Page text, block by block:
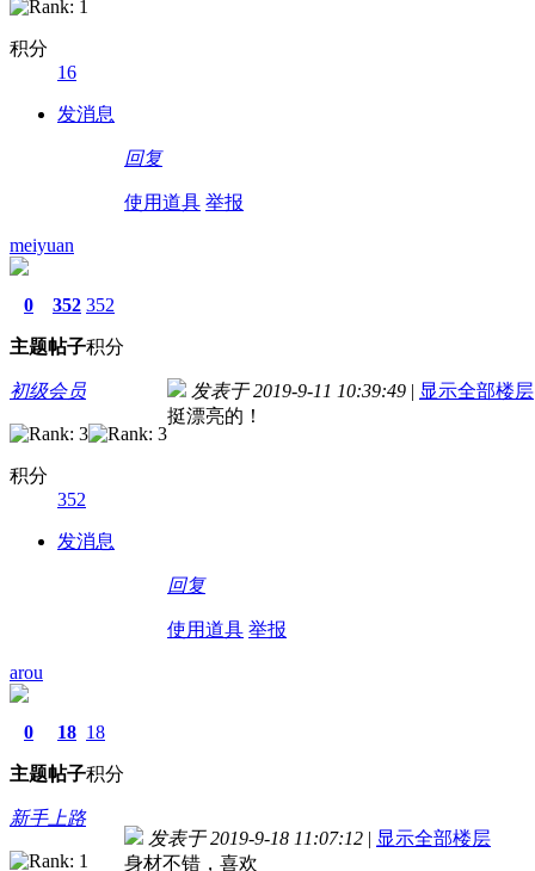
积分
16
发消息
回复
使用道具 举报
meiyuan
0
主题
352
帖子
352
积分
初级会员
积分
352
发消息
发表于 2019-9-11 10:39:49 | 显示全部楼层
挺漂亮的！
回复
使用道具 举报
arou
0
主题
18
帖子
18
积分
新手上路
发表于 2019-9-18 11:07:12 | 显示全部楼层
身材不错，喜欢